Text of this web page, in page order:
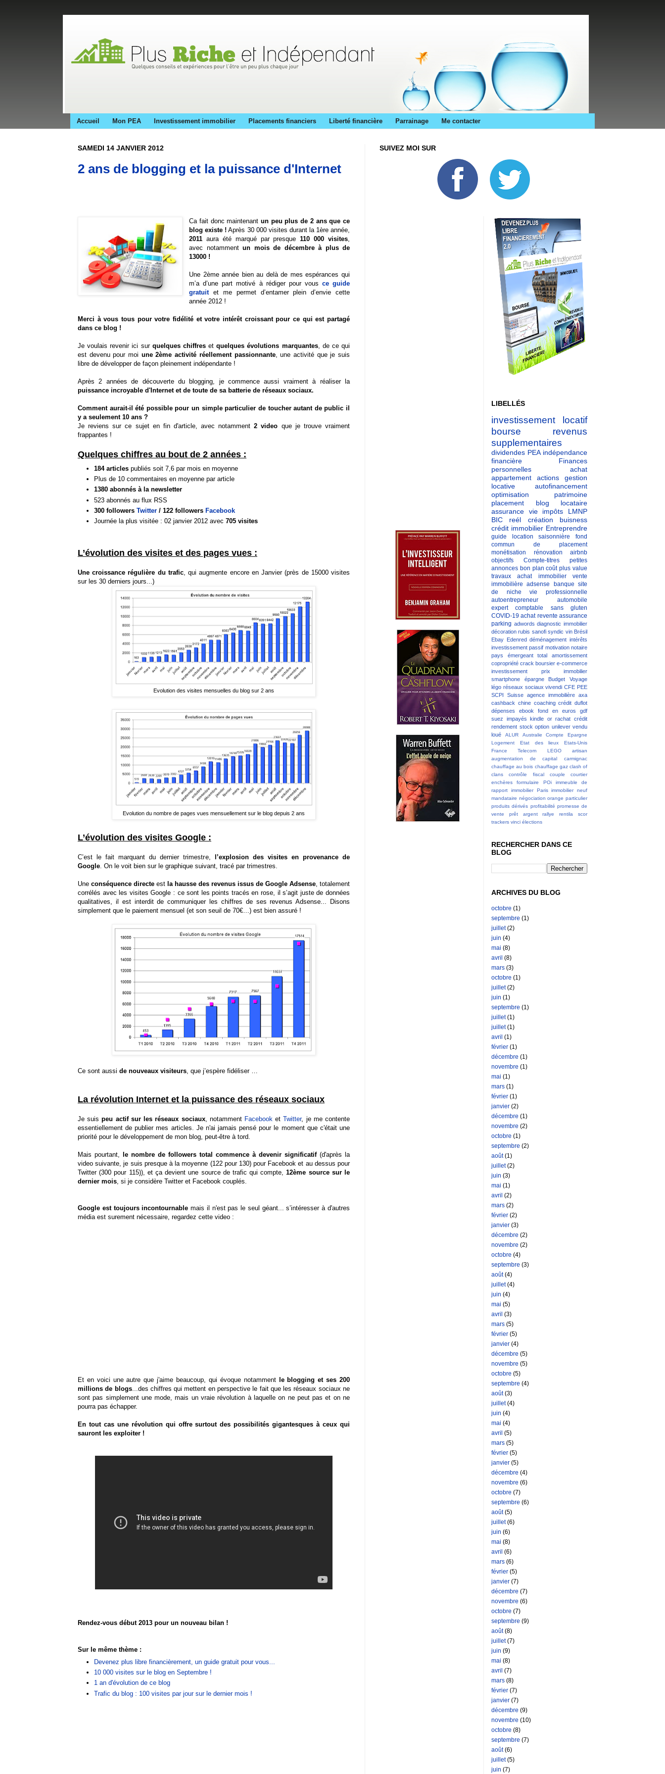
Accueil Mon PEA Investissement immobilier Placements financiers Liberté financière Parrainage Me contacter
SAMEDI 14 JANVIER 2012
2 ans de blogging et la puissance d'Internet
Ca fait donc maintenantun peu plus de 2 ans que ce
blog existe ! Après 30 000 visites durant la 1ère année,
2011 aura été marqué par presque110 000 visites,
avec notammentun mois de décembre à plus de
13000 !
Une 2ème année bien au delà de mes espérances qui
m’a d’une part motivé à rédiger pour vous ce guide
gratuitet me permet d’entamer plein d’envie cette
année 2012 !
Merci à vous tous pour votre fidélité et votre intérêt croissant pour ce qui est partagé
dans ce blog !
Je voulais revenir ici sur quelques chiffresetquelques évolutions marquantes, de ce qui
est devenu pour moi une 2ème activité réellement passionnante, une activité que je suis
libre de développer de façon pleinement indépendante !
Après 2 années de découverte du blogging, je commence aussi vraiment à réaliser la
puissance incroyable d'Internet et de toute de sa batterie de réseaux sociaux.
Comment aurait-il été possible pour un simple particulier de toucher autant de public il
y a seulement 10 ans ?
Je reviens sur ce sujet en fin d'article, avec notamment2 video que je trouve vraiment
frappantes !
Quelques chiffres au bout de 2 années :
184 articles publiés soit 7,6 par mois en moyenne
Plus de 10 commentaires en moyenne par article
1380 abonnés à la newsletter
523 abonnés au flux RSS
300 followers Twitter / 122 followers Facebook
Journée la plus visitée : 02 janvier 2012 avec 705 visites
L’évolution des visites et des pages vues :
Une croissance régulière du trafic, qui augmente encore en Janvier (près de 15000 visites
sur les 30 derniers jours...)
Evolution des visites mensuelles du blog sur 2 ans
Evolution du nombre de pages vues mensuellement sur le blog depuis 2 ans
L’évolution des visites Google :
C’est le fait marquant du dernier trimestre,
l’explosion des visites en provenance de
Google. On le voit bien sur le graphique suivant, tracé par trimestres.
Une conséquence directe est la hausse des revenus issus de Google Adsense, totalement
corrélés avec les visites Google : ce sont les points tracés en rose, il s’agit juste de données
qualitatives, il est interdit de communiquer les chiffres de ses revenus Adsense... Disons
simplement que le paiement mensuel (et son seuil de 70€…) est bien assuré !
Ce sont aussi de nouveaux visiteurs, que j’espère fidéliser …
La révolution Internet et la puissance des réseaux sociaux
Je suispeu actif sur les réseaux sociaux, notamment FacebooketTwitter, je me contente
essentiellement de publier mes articles. Je n'ai jamais pensé pour le moment que c'était une
priorité pour le développement de mon blog, peut-être à tord.
Mais pourtant, le nombre de followers total commence à devenir significatif(d'après la
video suivante, je suis presque à la moyenne (122 pour 130) pour Facebook et au dessus pour
Twitter (300 pour 115)), et ça devient une source de trafic qui compte,12ème source sur le
dernier mois, si je considère Twitter et Facebook couplés.
Google est toujours incontournable mais il n'est pas le seul géant... s’intéresser à d'autres
média est surement nécessaire, regardez cette video :
Et en voici une autre que j'aime beaucoup, qui évoque notamment
le blogging et ses 200
millions de blogs...des chiffres qui mettent en perspective le fait que les réseaux sociaux ne
sont pas simplement une mode, mais un vraie révolution à laquelle on ne peut pas et on ne
pourra pas échapper.
En tout cas une révolution qui offre surtout des possibilités gigantesques à ceux qui
sauront les exploiter !
Rendez-vous début 2013 pour un nouveau bilan !
Sur le même thème :
Devenez plus libre financièrement, un guide gratuit pour vous...
10 000 visites sur le blog en Septembre !
1 an d'évolution de ce blog
Trafic du blog : 100 visites par jour sur le dernier mois !
SUIVEZ MOI SUR
LIBELLÉS
investissement locatif
bourse
revenus
supplementaires
dividendes PEA indépendance
financière
Finances
personnelles
achat
appartement
actions
gestion
locative
autofinancement
optimisation patrimoine
placement
blog
locataire
assurance vie
impôts
LMNP
BIC reél
création buisness
crédit immobilier Entreprendre
guide location saisonnière
fond
commun de placement
monétisation
rénovation
airbnb
objectifs
Compte-titres
petites
annonces bon plan coût plus value
travaux
achat immobilier
vente
immobilière adsense banque site
de niche
vie professionnelle
autoentrepreneur
automobile
expert comptable
sans gluten
COVID-19 achat revente assurance
parking adwords diagnostic immobilier
décoration rubis sanofi syndic vin Brésil
Ebay Edenred déménagement intérêts
investissement passif motivation notaire
pays émergeant
total
amortissement
copropriété crack boursier e-commerce
investissement
prix immobilier
smartphone
épargne Budget
Voyage
légo réseaux sociaux vivendi CFE PEE
SCPI
Suisse agence immobilière axa
cashback chine coaching crédit duflot
dépenses
ebook fond en euros
gdf
suez
impayés kindle or rachat crédit
rendement stock option unilever vendu
loué
ALUR Australie
Compte Epargne
Logement
Etat des lieux
Etats-Unis
France Telecom
LEGO
artisan
augmentation de capital
carmignac
chauffage au bois chauffage gaz clash of
clans
contrôle fiscal couple
courtier
enchères
formulaire POi
immeuble de
rapport
immobilier Paris
immobilier neuf
mandataire négociation orange particulier
produits dérivés profitabilité promesse de
vente
prêt argent rallye rentila
scor
trackers vinci élections
RECHERCHER DANS CE
BLOG
ARCHIVES DU BLOG
octobre (1)
septembre (1)
juillet(2)
juin (4)
mai (8)
avril (8)
mars (3)
octobre (1)
juillet(2)
juin (1)
septembre (1)
juillet(1)
juillet(1)
avril (1)
février (1)
décembre (1)
novembre (1)
mai (1)
mars (1)
février (1)
janvier (2)
décembre (1)
novembre (2)
octobre (1)
septembre (2)
août(1)
juillet(2)
juin (3)
mai (1)
avril (2)
mars (2)
février (2)
janvier (3)
décembre (2)
novembre (2)
octobre (4)
septembre (3)
août(4)
juillet(4)
juin (4)
mai (5)
avril (3)
mars (5)
février (5)
janvier (4)
décembre (5)
novembre (5)
octobre (5)
septembre (4)
août(3)
juillet(4)
juin (4)
mai (4)
avril (5)
mars (5)
février (5)
janvier (5)
décembre (4)
novembre (6)
octobre (7)
septembre (6)
août(5)
juillet(6)
juin (6)
mai (8)
avril (6)
mars (6)
février (5)
janvier (7)
décembre (7)
novembre (6)
octobre (7)
septembre (9)
août(8)
juillet(7)
juin (9)
mai (8)
avril (7)
mars (8)
février (7)
janvier (7)
décembre (9)
novembre (10)
octobre (8)
septembre (7)
août(6)
juillet(5)
juin (7)